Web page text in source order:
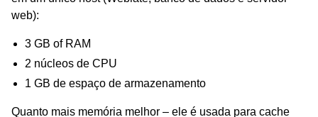
web):
3 GB of RAM
2 núcleos de CPU
1 GB de espaço de armazenamento
Quanto mais memória melhor – ele é usada para cache